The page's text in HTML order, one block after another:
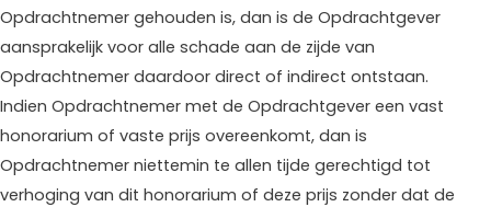
Opdrachtnemer gehouden is, dan is de Opdrachtgever
aansprakelijk voor alle schade aan de zijde van
Opdrachtnemer daardoor direct of indirect ontstaan.
Indien Opdrachtnemer met de Opdrachtgever een vast
honorarium of vaste prijs overeenkomt, dan is
Opdrachtnemer niettemin te allen tijde gerechtigd tot
verhoging van dit honorarium of deze prijs zonder dat de